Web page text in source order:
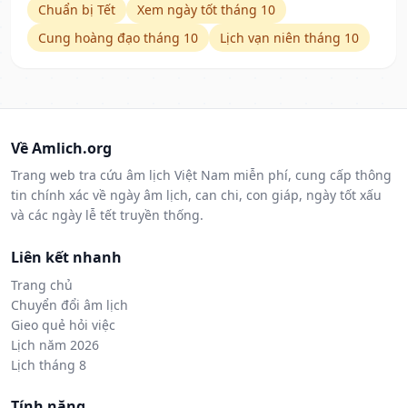
Chuẩn bị Tết
Xem ngày tốt tháng 10
Cung hoàng đạo tháng 10
Lịch vạn niên tháng 10
Về Amlich.org
Trang web tra cứu âm lịch Việt Nam miễn phí, cung cấp thông
tin chính xác về ngày âm lịch, can chi, con giáp, ngày tốt xấu
và các ngày lễ tết truyền thống.
Liên kết nhanh
Trang chủ
Chuyển đổi âm lịch
Gieo quẻ hỏi việc
Lịch năm 2026
Lịch tháng 8